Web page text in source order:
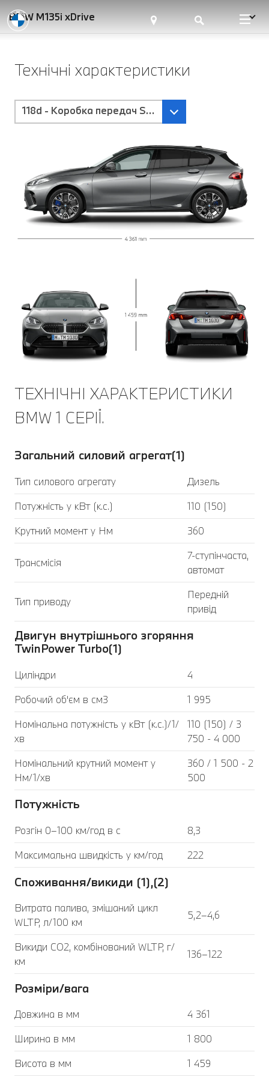
BMW M135i xDrive
Технічні характеристики
118d - Коробка передач Steptronic з пелюстками
ТЕХНІЧНІ ХАРАКТЕРИСТИКИ
BMW 1 СЕРІЇ.
Загальний силовий агрегат(1)
Тип силового агрегату
Дизель
Потужність у кВт (к.с.)
110 (150)
Крутний момент у Нм
360
Трансмісія
7-ступінчаста,
автомат
Тип приводу
Передній
привід
Двигун внутрішнього згоряння
TwinPower Turbo(1)
Циліндри
4
Робочий об'єм в см3
1 995
Номінальна потужність у кВт (к.с.)/1/
хв
110 (150) / 3
750 - 4 000
Номінальний крутний момент у
Нм/1/хв
360 / 1 500 - 2
500
Потужність
Розгін 0–100 км/год в с
8,3
Максимальна швидкість у км/год
222
Споживання/викиди (1),(2)
Витрата палива, змішаний цикл
WLTP, л/100 км
5,2–4,6
Викиди CO2, комбінований WLTP, г/
км
136–122
Розміри/вага
Довжина в мм
4 361
Ширина в мм
1 800
Висота в мм
1 459